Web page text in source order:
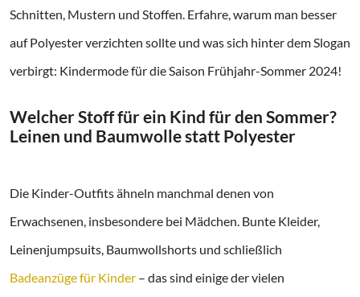
Schnitten, Mustern und Stoffen. Erfahre, warum man besser
auf Polyester verzichten sollte und was sich hinter dem Slogan
verbirgt: Kindermode für die Saison Frühjahr-Sommer 2024!
Welcher Stoff für ein Kind für den Sommer?
Leinen und Baumwolle statt Polyester
Die Kinder-Outfits ähneln manchmal denen von
Erwachsenen, insbesondere bei Mädchen. Bunte Kleider,
Leinenjumpsuits, Baumwollshorts und schließlich
Badeanzüge für Kinder – das sind einige der vielen